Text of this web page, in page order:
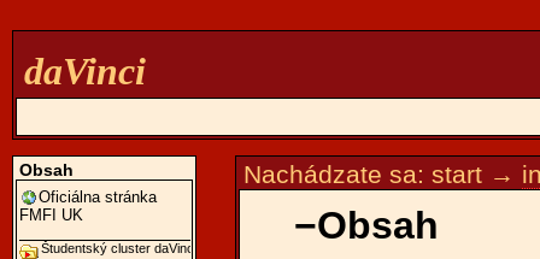
daVinci
Nachádzate sa:start →
−Obsah
Obsah
Oficiálna stránka
FMFI UK
Študentský cluster daVinci